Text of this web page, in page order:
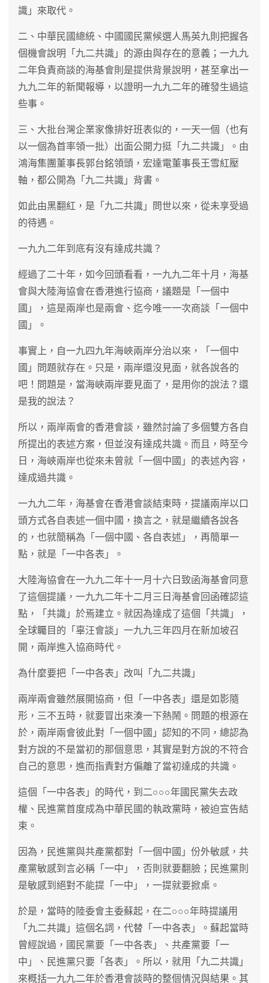
識」來取代。
二、中華民國總統、中國國民黨候選人馬英九則把握各
個機會說明「九二共識」的源由與存在的意義；一九九
二年負責商談的海基會則是提供背景說明，甚至拿出一
九九二年的新聞報導，以證明一九九二年的確發生過這
些事。
三、大批台灣企業家像排好班表似的，一天一個（也有
以一個為首率領一批）出面公開力挺「九二共識」。由
鴻海集團董事長郭台銘領頭，宏達電董事長王雪紅壓
軸，都公開為「九二共識」背書。
如此由黑翻紅，是「九二共識」問世以來，從未享受過
的待遇。
一九九二年到底有沒有達成共識？
經過了二十年，如今回頭看看，一九九二年十月，海基
會與大陸海協會在香港進行協商，議題是「一個中
國」，這是兩岸也是兩會、迄今唯一一次商談「一個中
國」。
事實上，自一九四九年海峽兩岸分治以來，「一個中
國」問題就存在。只是，兩岸還沒見面，就各說各的
吧！問題是，當海峽兩岸要見面了，是用你的說法？還
是我的說法？
所以，兩岸兩會的香港會談，雖然討論了多個雙方各自
所提出的表述方案，但並沒有達成共識。而且，時至今
日，海峽兩岸也從來未曾就「一個中國」的表述內容，
達成過共識。
一九九二年，海基會在香港會談結束時，提議兩岸以口
頭方式各自表述一個中國，換言之，就是繼續各說各
的，也就簡稱為「一個中國、各自表述」，再簡單一
點，就是「一中各表」。
大陸海協會在一九九二年十一月十六日致函海基會同意
了這個提議，一九九二年十二月三日海基會回函確認這
點，「共識」於焉建立。就因為達成了這個「共識」，
全球矚目的「辜汪會談」一九九三年四月在新加坡召
開，兩岸進入協商時代。
為什麼要把「一中各表」改叫「九二共識」
兩岸兩會雖然展開協商，但「一中各表」還是如影隨
形，三不五時，就要冒出來湊一下熱鬧。問題的根源在
於，兩岸兩會彼此對「一個中國」認知的不同，總認為
對方說的不是當初的那個意思，其實是對方說的不符合
自己的意思，進而指責對方偏離了當初達成的共識。
這個「一中各表」的時代，到二○○○年國民黨失去政
權、民進黨首度成為中華民國的執政黨時，被迫宣告結
束。
因為，民進黨與共產黨都對「一個中國」份外敏感，共
產黨敏感到言必稱「一中」，否則就要翻臉；民進黨則
是敏感到絕對不能提「一中」，一提就要掀桌。
於是，當時的陸委會主委蘇起，在二○○○年時提議用
「九二共識」這個名詞，代替「一中各表」。蘇起當時
曾經說過，國民黨要「一中各表」、共產黨要「一
中」、民進黨只要「各表」。所以，就用「九二共識」
來概括一九九二年於香港會談時的整個情況與結果。其